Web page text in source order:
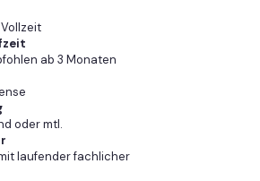
ab 3 Monaten
oder mtl.
laufender fachlicher